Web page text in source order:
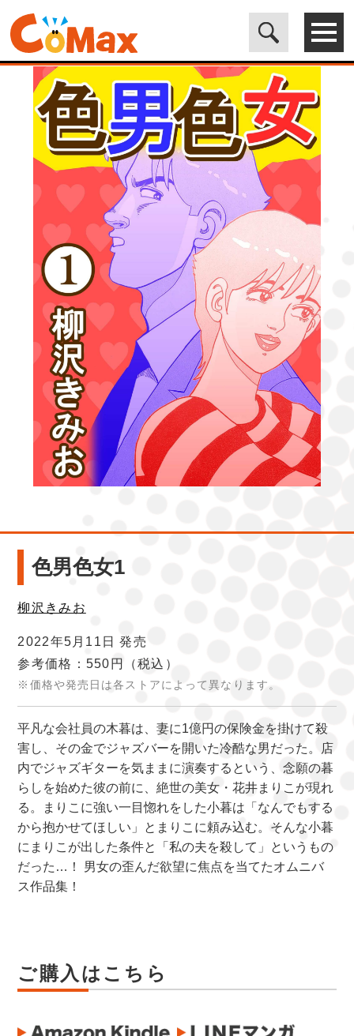
電子書籍マンガ CoMax(コマックス)公式サイト - 株式会社ICE>
LEGEND> 色男色女1
色男色女1
柳沢きみお
2022年5月11日 発売
参考価格：550円
（税込）
※価格や発売日は各ストアによって異なります。
平凡な会社員の木暮は、妻に1億円の保険金を掛けて殺
害し、その金でジャズバーを開いた冷酷な男だった。店
内でジャズギターを気ままに演奏するという、念願の暮
らしを始めた彼の前に、絶世の美女・花井まりこが現れ
る。まりこに強い一目惚れをした小暮は「なんでもする
から抱かせてほしい」とまりこに頼み込む。そんな小暮
にまりこが出した条件と「私の夫を殺して」というもの
だった…！ 男女の歪んだ欲望に焦点を当てたオムニバ
ス作品集！
ご購入はこちら